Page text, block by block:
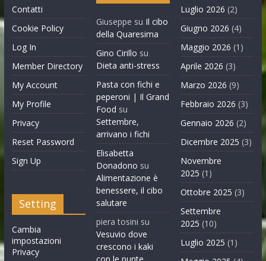
Contatti
Cookie Policy
Log In
Member Directory
My Account
My Profile
Privacy
Reset Password
Sign Up
Setting
Cambia
impostazioni
Privacy
Giuseppe su Il cibo
della Quaresima
Gino Cirillo su
Dieta anti-stress
Pasta con fichi e
peperoni | Il Grand
Food su
Settembre,
arrivano i fichi
Elisabetta
Donadono su
Alimentazione è
benessere, il cibo
salutare
piera tosini su
Vesuvio dove
crescono i kaki
Luglio 2026 (2)
Giugno 2026 (4)
Maggio 2026 (1)
Aprile 2026 (3)
Marzo 2026 (9)
Febbraio 2026 (3)
Gennaio 2026 (2)
Dicembre 2025 (3)
Novembre
2025 (1)
Ottobre 2025 (3)
Settembre
2025 (10)
Luglio 2025 (1)